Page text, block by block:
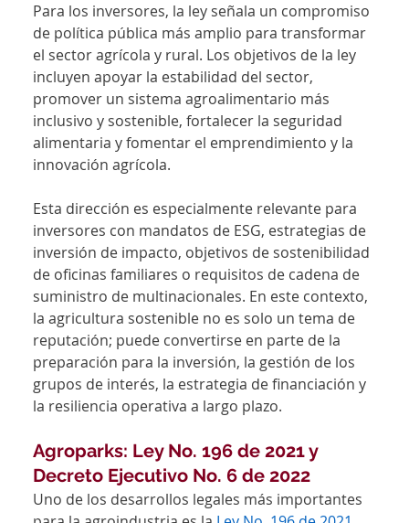
Para los inversores, la ley señala un compromiso
de política pública más amplio para transformar
el sector agrícola y rural. Los objetivos de la ley
incluyen apoyar la estabilidad del sector,
promover un sistema agroalimentario más
inclusivo y sostenible, fortalecer la seguridad
alimentaria y fomentar el emprendimiento y la
innovación agrícola.
Esta dirección es especialmente relevante para
inversores con mandatos de ESG, estrategias de
inversión de impacto, objetivos de sostenibilidad
de oficinas familiares o requisitos de cadena de
suministro de multinacionales. En este contexto,
la agricultura sostenible no es solo un tema de
reputación; puede convertirse en parte de la
preparación para la inversión, la gestión de los
grupos de interés, la estrategia de financiación y
la resiliencia operativa a largo plazo.
Agroparks: Ley No. 196 de 2021 y
Decreto Ejecutivo No. 6 de 2022
Uno de los desarrollos legales más importantes